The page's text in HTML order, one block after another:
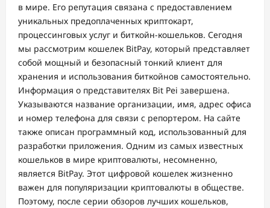
в мире. Его репутация связана с предоставлением
уникальных предоплаченных криптокарт,
процессинговых услуг и биткойн-кошельков. Сегодня
мы рассмотрим кошелек BitPay, который представляет
собой мощный и безопасный тонкий клиент для
хранения и использования биткойнов самостоятельно.
Информация о представителях Bit Pei завершена.
Указываются название организации, имя, адрес офиса
и номер телефона для связи с репортером. На сайте
также описан программный код, использованный для
разработки приложения. Одним из самых известных
кошельков в мире криптовалюты, несомненно,
является BitPay. Этот цифровой кошелек жизненно
важен для популяризации криптовалюты в обществе.
Поэтому, после серии обзоров лучших кошельков,